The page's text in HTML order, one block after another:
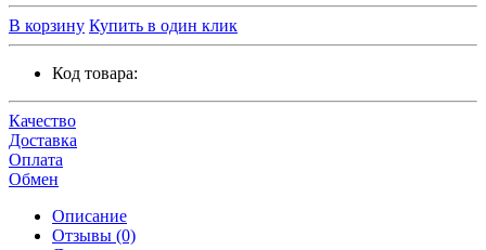
В корзину Купить в один клик
Код товара:
Качество
Доставка
Оплата
Обмен
Описание
Отзывы (0)